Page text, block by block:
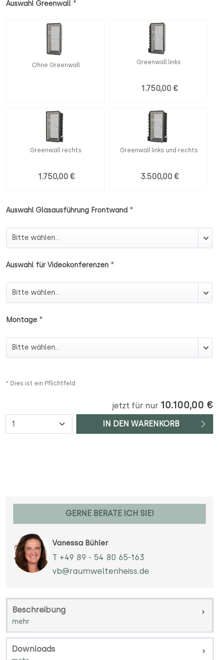
Auswahl Greenwall *
Ohne Greenwall Greenwall links
1.750,00 €
Greenwall rechts
1.750,00 €
Greenwall links und rechts
3.500,00 €
Auswahl Glasausführung Frontwand *
Auswahl Glasausführung Frontwand
Auswahl für Videokonferenzen *
Auswahl für Videokonferenzen
Montage *
Montage
* Dies ist ein Pflichtfeld.
jetzt für nur 10.100,00 €
Anzahl IN DEN WARENKORB
GERNE BERATE ICH SIE!
Vanessa Bühler
T +49 89 - 54 80 65-163
vb@raumweltenheiss.de
Beschreibung
Downloads